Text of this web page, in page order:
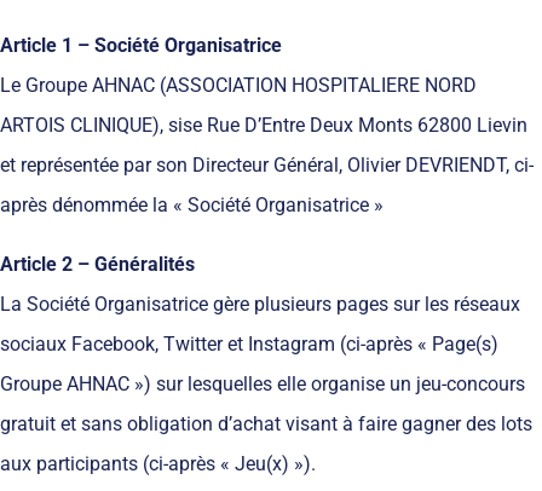
Article 1 – Société Organisatrice
Le Groupe AHNAC (ASSOCIATION HOSPITALIERE NORD
ARTOIS CLINIQUE), sise Rue D’Entre Deux Monts 62800 Lievin
et représentée par son Directeur Général, Olivier DEVRIENDT, ci-
après dénommée la « Société Organisatrice »
Article 2 – Généralités
La Société Organisatrice gère plusieurs pages sur les réseaux
sociaux Facebook, Twitter et Instagram (ci-après « Page(s)
Groupe AHNAC ») sur lesquelles elle organise un jeu-concours
gratuit et sans obligation d’achat visant à faire gagner des lots
aux participants (ci-après « Jeu(x) »).